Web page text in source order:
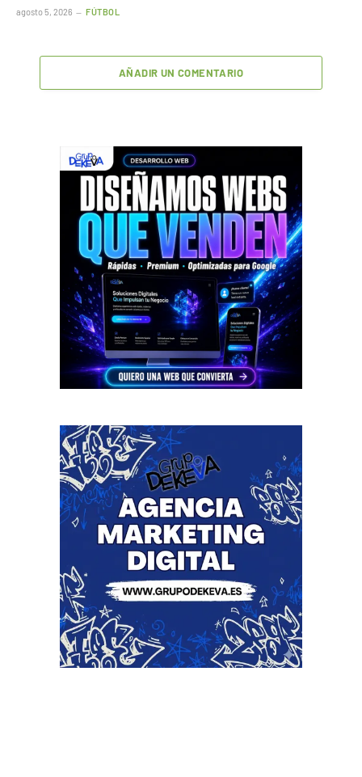
agosto 5, 2026 FÚTBOL
AÑADIR UN COMENTARIO